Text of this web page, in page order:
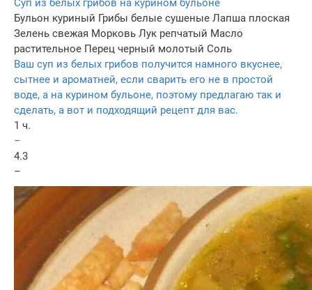
Суп из белых грибов на курином бульоне
Бульон куриный Грибы белые сушеные Лапша плоская
Зелень свежая Морковь Лук репчатый Масло
растительное Перец черный молотый Соль
Ваш суп из белых грибов получится намного вкуснее,
сытнее и ароматней, если сварить его не в простой
воде, а на курином бульоне, поэтому предлагаю так и
сделать, а вот и подходящий рецепт для вас.
1 ч.
–
4.3
–